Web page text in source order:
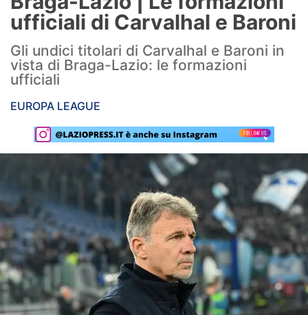
Infortuni
Primavera
Calciomercato
Lazio Women
Rassegna Lazio
Calcio
Serie A
Champions League
Europa League
ufficiali di Carvalhal e Baroni
Gli undici titolari di Carvalhal e Baroni in
vista di Braga-Lazio: le formazioni
ufficiali
EUROPA LEAGUE